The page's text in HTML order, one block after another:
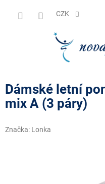
CZK
Dámské letní
mix A (3 páry)
Značka: Lonka